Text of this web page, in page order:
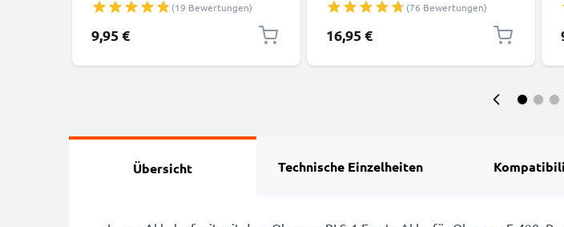
E-PL10 E420 Stylus 1 + 1m + USB
Kabel von CELLONIC
(19 Bewertungen)
9,95 €
E-420 Kamera-Akkus von CELLONIC
(76 Bewertungen)
16,95 €
Übersicht Technische Einzelheiten